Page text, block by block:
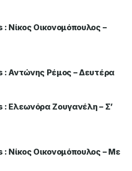
: Νίκος Οικονομόπουλος –
: Αντώνης Ρέμος – Δευτέρα
: Ελεωνόρα Ζουγανέλη – Σ’
: Νίκος Οικονομόπουλος – Με